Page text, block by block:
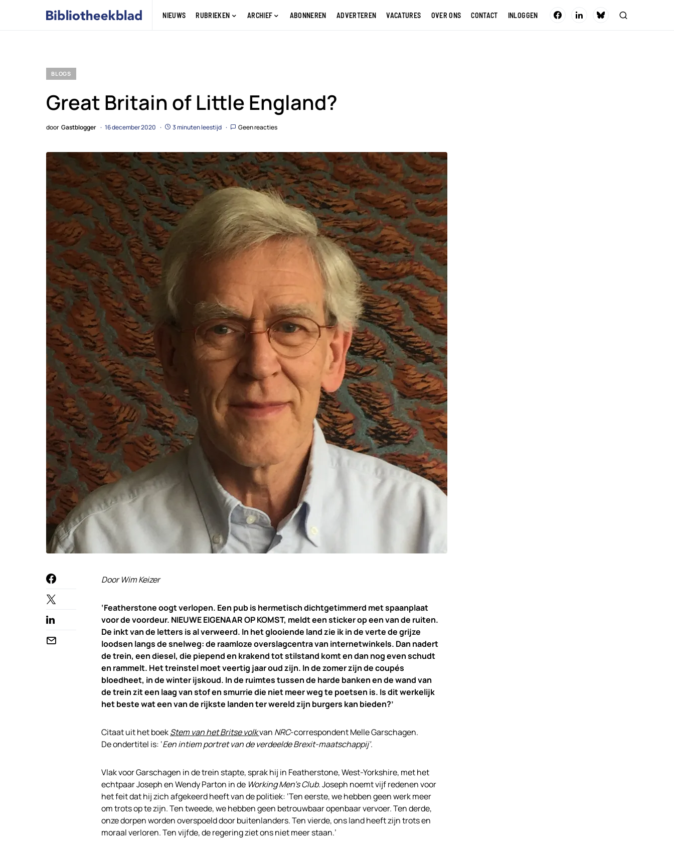
NIEUWS RUBRIEKEN ARCHIEF ABONNEREN ADVERTEREN VACATURES OVER ONS CONTACT INLOGGEN
BLOGS
Great Britain of Little England?
door Gastblogger 16 december 2020 3 minuten leestijd Geen reacties
Door Wim Keizer
‘Featherstone oogt verlopen. Een pub is hermetisch dichtgetimmerd met spaanplaat
voor de voordeur. NIEUWE EIGENAAR OP KOMST, meldt een sticker op een van de ruiten.
De inkt van de letters is al verweerd. In het glooiende land zie ik in de verte de grijze
loodsen langs de snelweg: de raamloze overslagcentra van internetwinkels. Dan nadert
de trein, een diesel, die piepend en krakend tot stilstand komt en dan nog even schudt
en rammelt. Het treinstel moet veertig jaar oud zijn. In de zomer zijn de coupés
bloedheet, in de winter ijskoud. In de ruimtes tussen de harde banken en de wand van
de trein zit een laag van stof en smurrie die niet meer weg te poetsen is. Is dit werkelijk
het beste wat een van de rijkste landen ter wereld zijn burgers kan bieden?’
Citaat uit het boekStem van het Britse volkvan NRC-correspondent Melle Garschagen.
De ondertitel is: ‘Een intiem portret van de verdeelde Brexit-maatschappij’.
Vlak voor Garschagen in de trein stapte, sprak hij in Featherstone, West-Yorkshire, met het
echtpaar Joseph en Wendy Parton in de Working Men’s Club. Joseph noemt vijf redenen voor
het feit dat hij zich afgekeerd heeft van de politiek: ‘Ten eerste, we hebben geen werk meer
om trots op te zijn. Ten tweede, we hebben geen betrouwbaar openbaar vervoer. Ten derde,
onze dorpen worden overspoeld door buitenlanders. Ten vierde, ons land heeft zijn trots en
moraal verloren. Ten vijfde, de regering ziet ons niet meer staan.’